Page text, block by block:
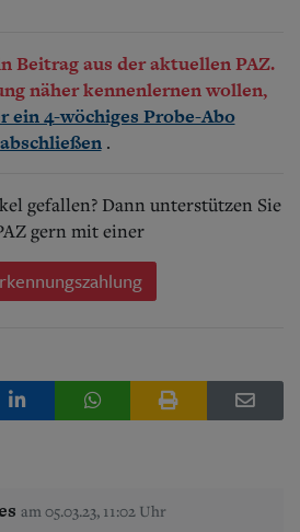
Beitrag aus der aktuellen PAZ.
näher kennenlernen wollen,
ein 4-wöchiges Probe-Abo
abschließen .
gefallen? Dann unterstützen Sie
gern mit einer
am 05.03.23, 11:02 Uhr